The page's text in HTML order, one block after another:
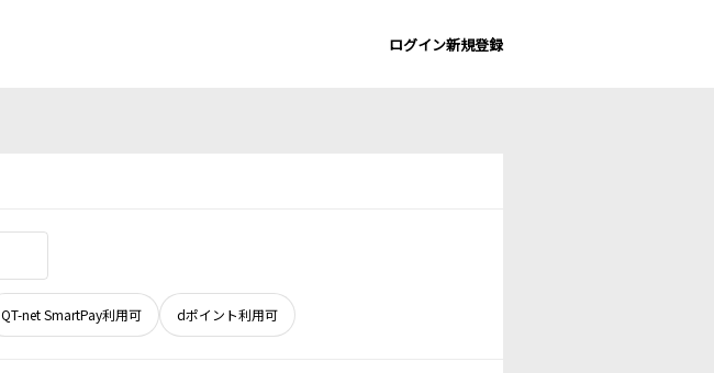
ログイン新規登録
QT-net SmartPay利用可 dポイント利用可